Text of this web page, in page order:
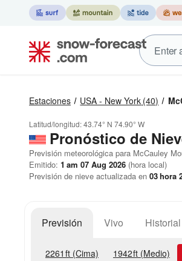
Estaciones USA - New York (40)
Latitud/longitud:43.74° N 74.90° W
Pronóstico de
Previsión meteorológica para McCauley
Emitido: 1 am 07 Aug 2026 (hora local)
Previsión de nieve actualizada en 03hora
Previsión Vivo
2261 ft (Cima) 1942ft (Medio)